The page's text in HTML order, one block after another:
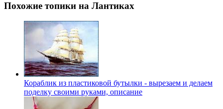
Похожие топики на Лантиках
Кораблик из пластиковой бутылки - вырезаем и делаем
поделку своими руками, описание